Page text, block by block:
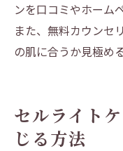
ンを口コミやホーム
また、無料カウンセ
の肌に合うか見極め
セルライト
じる方法